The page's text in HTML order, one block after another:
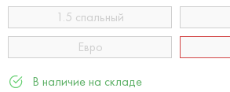
1.5 спальный
Евро
В наличие на складе